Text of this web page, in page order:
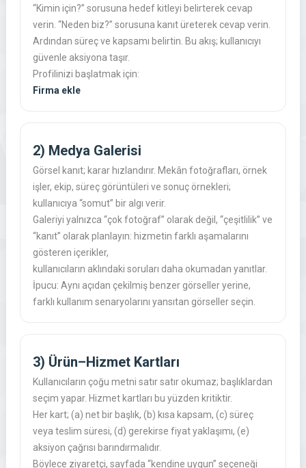
“Kimin için?” sorusuna hedef kitleyi belirterek cevap
verin. “Neden biz?” sorusuna kanıt üreterek cevap verin.
Ardından süreç ve kapsamı belirtin. Bu akış; kullanıcıyı
güvenle aksiyona taşır.
Profilinizi başlatmak için:
Firma ekle
2) Medya Galerisi
Görsel kanıt; karar hızlandırır. Mekân fotoğrafları, örnek
işler, ekip, süreç görüntüleri ve sonuç örnekleri;
kullanıcıya “somut” bir algı verir.
Galeriyi yalnızca “çok fotoğraf” olarak değil, “çeşitlilik” ve
“kanıt” olarak planlayın: hizmetin farklı aşamalarını
gösteren içerikler,
kullanıcıların aklındaki soruları daha okumadan yanıtlar.
İpucu: Aynı açıdan çekilmiş benzer görseller yerine,
farklı kullanım senaryolarını yansıtan görseller seçin.
3) Ürün–Hizmet Kartları
Kullanıcıların çoğu metni satır satır okumaz; başlıklardan
seçim yapar. Hizmet kartları bu yüzden kritiktir.
Her kart; (a) net bir başlık, (b) kısa kapsam, (c) süreç
veya teslim süresi, (d) gerekirse fiyat yaklaşımı, (e)
aksiyon çağrısı barındırmalıdır.
Böylece ziyaretçi, sayfada “kendine uygun” seçeneği